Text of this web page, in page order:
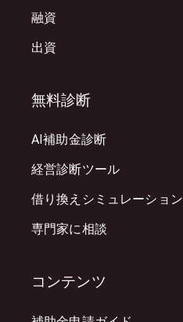
融資
出資
無料診断
AI補助金診断
経営診断ツール
借り換えシミュレーション
専門家に相談
コンテンツ